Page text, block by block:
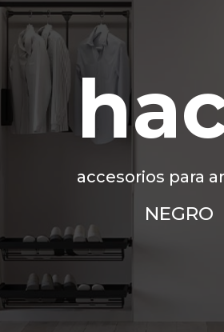
accesorios para
NEGRO